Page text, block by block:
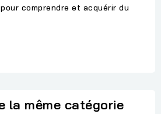
comprendre et acquérir du
la même catégorie